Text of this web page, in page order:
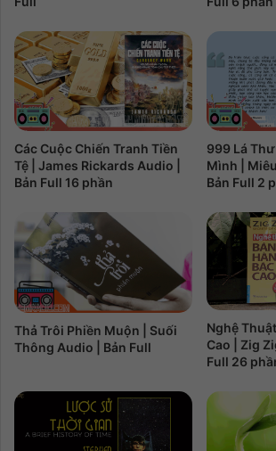
Các Cuộc Chiến Tranh Tiền
Tệ | James Rickards Audio |
Bản Full 16 phần
999 Lá
Mình |
Bản Full 2
Thả Trôi Phiền Muộn | Suối
Thông Audio | Bản Full
Nghệ
Cao | Zig
Full 26